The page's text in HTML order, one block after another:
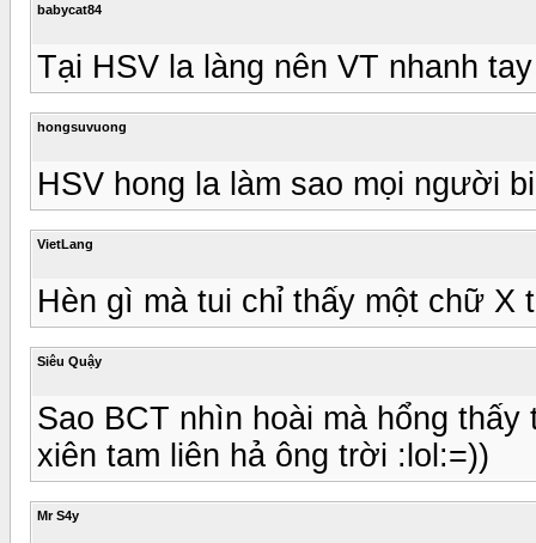
babycat84
Tại HSV la làng nên VT nhanh
hongsuvuong
HSV hong la làm sao mọi người
VietLang
Hèn gì mà tui chỉ thấy một chữ X
Siêu Quậy
Sao BCT nhìn hoài mà hổng
xiên tam liên hả ông trời :lol:=))
Mr S4y